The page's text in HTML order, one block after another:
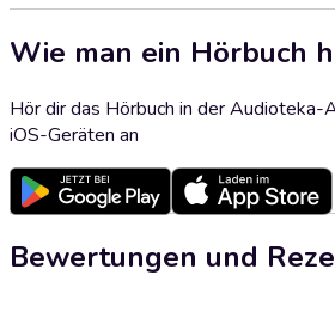
Wie man ein Hörbuch
Hör dir das Hörbuch in der Audioteka-
iOS-Geräten an
Bewertungen und